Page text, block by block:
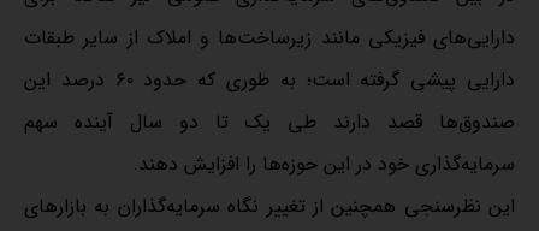
دارایی‌های فیزیکی مانند زیرساخت‌ها و املاک از سایر طبقات
دارایی پیشی گرفته است؛ به طوری که حدود ۶۰ درصد این
صندوق‌ها قصد دارند طی یک تا دو سال آینده سهم
سرمایه‌گذاری خود در این حوزه‌ها را افزایش دهند.
این نظرسنجی همچنین از تغییر نگاه سرمایه‌گذاران به بازار‌های